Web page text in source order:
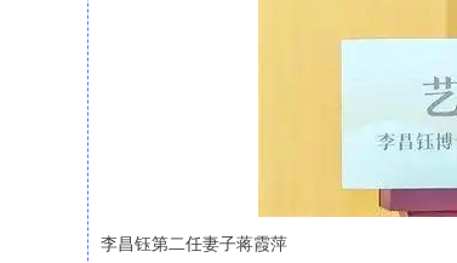
李昌钰第二任妻子蒋霞萍